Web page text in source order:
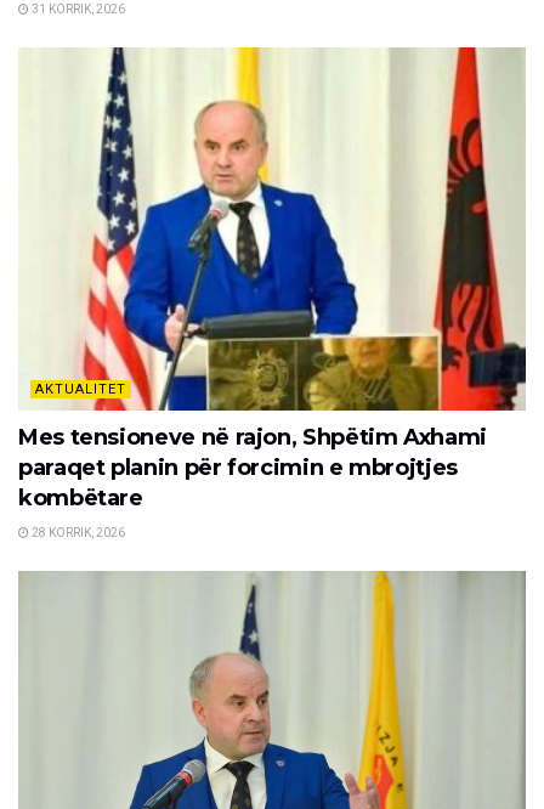
31 KORRIK, 2026
AKTUALITET
Mes tensioneve në rajon, Shpëtim Axhami
paraqet planin për forcimin e mbrojtjes
kombëtare
28 KORRIK, 2026